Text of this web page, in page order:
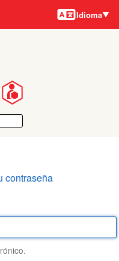
Idiomas
Idioma
contraseña